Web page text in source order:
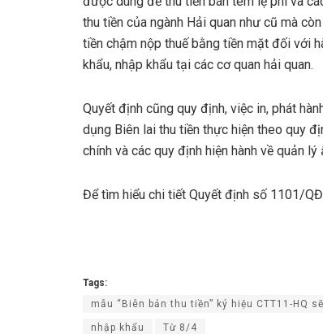
thu tiền của ngành Hải quan như cũ mà
tiền chậm nộp thuế bằng tiền mặt đối với
khẩu, nhập khẩu tại các cơ quan hải quan.
Quyết định cũng quy định, việc in, phát
dụng Biên lai thu tiền thực hiện theo quy
chính và các quy định hiện hành về quản lý
Để tìm hiểu chi tiết Quyết định số 1101/
Tags:
mẫu “Biên bản thu tiền” ký hiệu CTT11-HQ
nhập khẩu Từ 8/4